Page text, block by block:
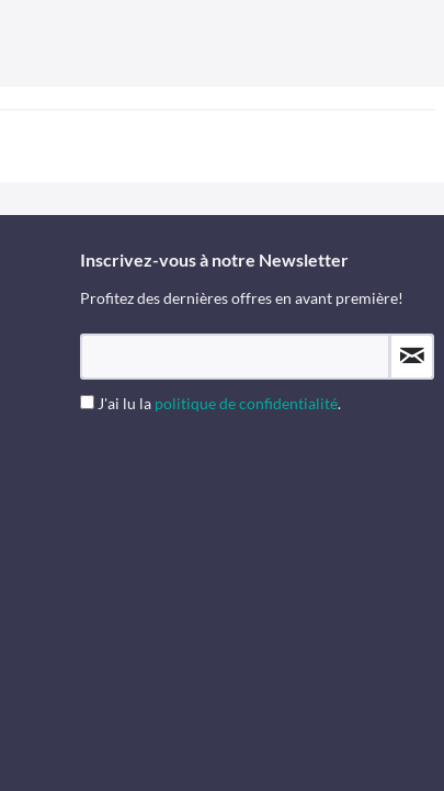
Inscrivez-vous à notre Newsletter
Profitez des dernières offres en avant première!
J'ai lu la politique de confidentialité.